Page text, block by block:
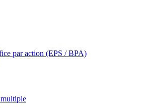
par action (EPS / BPA)